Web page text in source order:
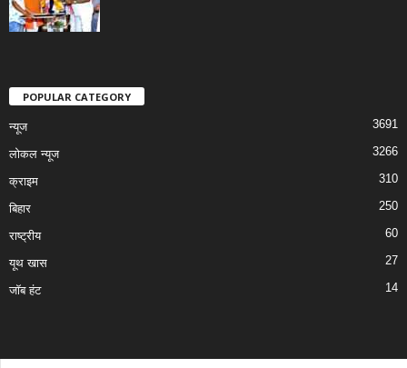
POPULAR CATEGORY
न्यूज 3691
लोकल न्यूज 3266
क्राइम 310
बिहार 250
राष्ट्रीय 60
यूथ खास 27
जॉब हंट 14